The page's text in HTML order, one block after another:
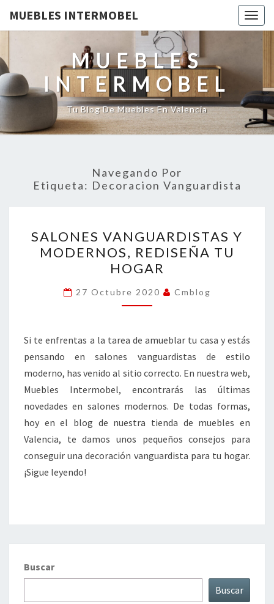
MUEBLES INTERMOBEL
MUEBLES
INTERMOBEL
Tu Blog De Muebles En Valencia
Navegando Por
Etiqueta: Decoracion Vanguardista
VANGUARDISTAS
Y
MODERNOS,
REDISEÑA
TU
SALONES VANGUARDISTAS Y
MODERNOS, REDISEÑA TU
HOGAR
27 Octubre 2020 Cmblog
Si te enfrentas a la tarea de amueblar tu casa y estás
pensando en salones vanguardistas de estilo
moderno, has venido al sitio correcto. En nuestra web,
Muebles Intermobel, encontrarás las últimas
novedades en salones modernos. De todas formas,
hoy en el blog de nuestra tienda de muebles en
Valencia, te damos unos pequeños consejos para
conseguir una decoración vanguardista para tu hogar.
¡Sigue leyendo!
Buscar
Buscar